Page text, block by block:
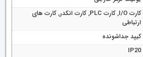
کارت I/O, کارت PLC, کارت انکدر, کارت های
ارتباطی
کیپد جداشونده
IP20